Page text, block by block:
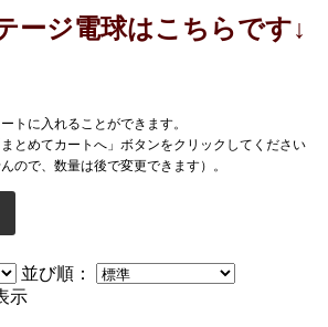
ージ電球はこちらです↓
トに入れることができます。
とめてカートへ」ボタンをクリックしてください
ので、数量は後で変更できます）。
並び順：
示